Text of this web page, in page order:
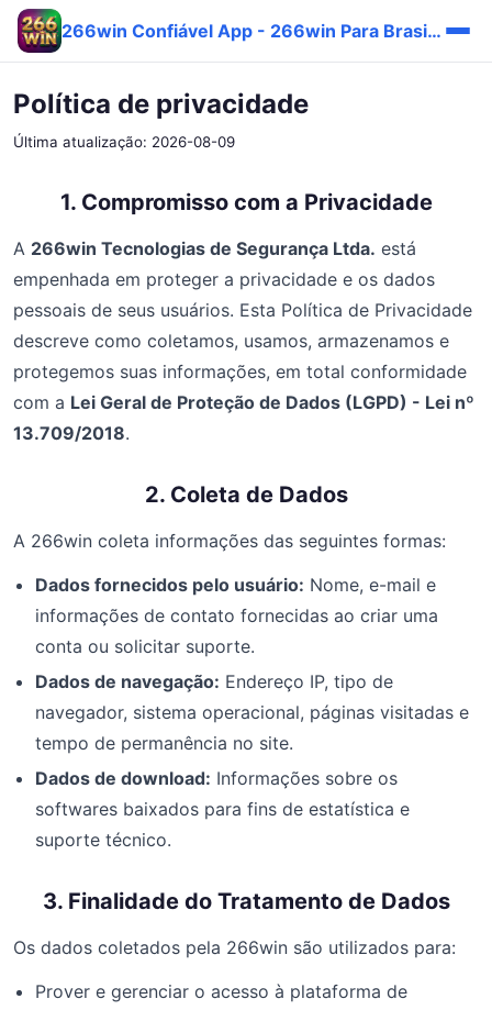
266win Confiável App - 266win Para Brasileiros Fácil ⚡
Política de privacidade
Última atualização: 2026-08-09
1. Compromisso com a Privacidade
A 266win Tecnologias de Segurança Ltda. está
empenhada em proteger a privacidade e os dados
pessoais de seus usuários. Esta Política de Privacidade
descreve como coletamos, usamos, armazenamos e
protegemos suas informações, em total conformidade
com a Lei Geral de Proteção de Dados (LGPD) - Lei nº
13.709/2018.
2. Coleta de Dados
A 266win coleta informações das seguintes formas:
Dados fornecidos pelo usuário: Nome, e-mail e
informações de contato fornecidas ao criar uma
conta ou solicitar suporte.
Dados de navegação: Endereço IP, tipo de
navegador, sistema operacional, páginas visitadas e
tempo de permanência no site.
Dados de download: Informações sobre os
softwares baixados para fins de estatística e
suporte técnico.
3. Finalidade do Tratamento de Dados
Os dados coletados pela 266win são utilizados para:
Prover e gerenciar o acesso à plataforma de